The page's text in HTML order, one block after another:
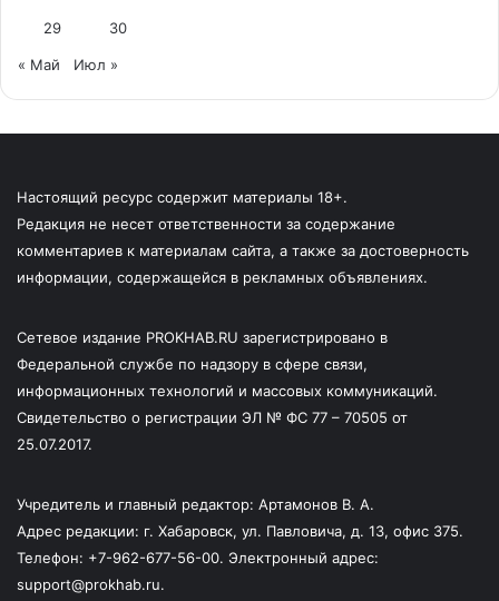
29 30
« Май Июл »
Настоящий ресурс содержит материалы 18+.
Редакция не несет ответственности за содержание
комментариев к материалам сайта, а также за достоверность
информации, содержащейся в рекламных объявлениях.
Сетевое издание PROKHAB.RU зарегистрировано в
Федеральной службе по надзору в сфере связи,
информационных технологий и массовых коммуникаций.
Свидетельство о регистрации ЭЛ № ФС 77 – 70505 от
25.07.2017.
Учредитель и главный редактор: Артамонов В. А.
Адрес редакции: г. Хабаровск, ул. Павловича, д. 13, офис 375.
Телефон: +7-962-677-56-00. Электронный адрес:
support@prokhab.ru.